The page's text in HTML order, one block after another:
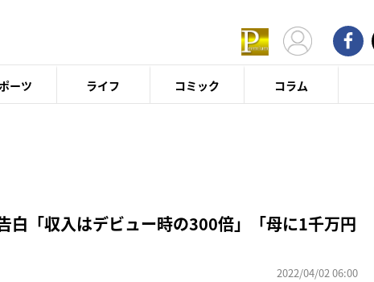
ーツ ライフ コミック コラム
「収入はデビュー時の300倍」「母に1千万円
2022/04/02 06:00